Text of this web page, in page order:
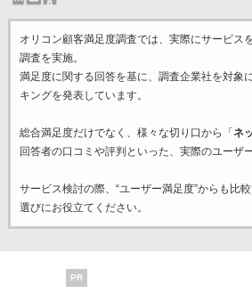
オリコン顧客満足度調査では、実際にサービス
調査を実施。
満足度に関する回答を基に、調査企業社を対象
キングを発表しています。
総合満足度だけでなく、様々な切り口から「 ネ
回答者の口コミや評判といった、実際のユーザ
サービス検討の際、“ユーザー満足度”からも比
選びにお役立てください。
PR